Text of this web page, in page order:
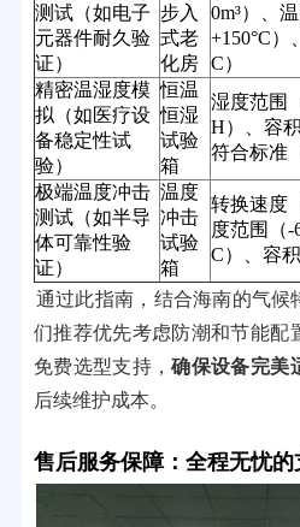
测试（如电子
元器件耐久验
证）
步入
式老
化房
0m³）、
+150°C）
C）
精密温湿度模
拟（如医疗设
备稳定性试
验）
恒温
恒湿
试验
箱
湿度范围
H）、容
符合标准
极端温度冲击
测试（如半导
体可靠性验
证）
温度
冲击
试验
箱
转换速度
度范围（-
C）、容
通过此指南，结合海南的气候
们推荐优先考虑防潮和节能配
免费选型支持，确保设备完美
后续维护成本。
售后服务保障：全程无忧的